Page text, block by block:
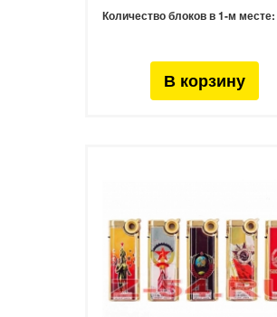
Количество блоков в 1-м месте: